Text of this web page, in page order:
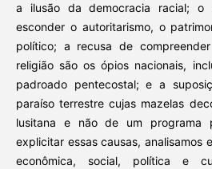
a ilusão da democracia racial; o
esconder o autoritarismo, o
político; a recusa de
religião são os ópios nacionais,
padroado pentecostal; e a
paraíso terrestre cujas mazelas
lusitana e não de um programa
explicitar essas causas, analisamos
econômica, social, política e